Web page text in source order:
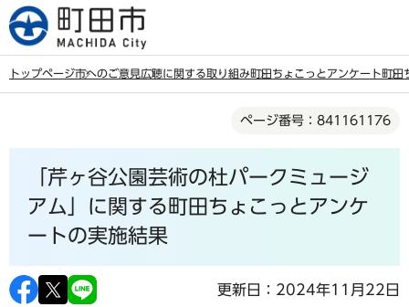
こ
の
トップページ市へのご意見広聴に関する取り組み町田ちょこっとアンケート町田
ページ番号：841161176
「芹ヶ谷公園芸術の杜パークミュージ
アム」に関する町田ちょこっとアンケ
ートの実施結果
更新日：2024年11月22日